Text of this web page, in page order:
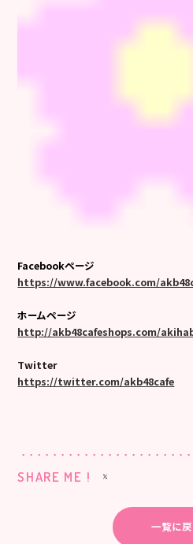
Facebookページ
https://www.facebook.com/
ホームページ
http://akb48cafeshops.com/
Twitter
https://twitter.com/akb48cafe
SHARE ME !
一覧に